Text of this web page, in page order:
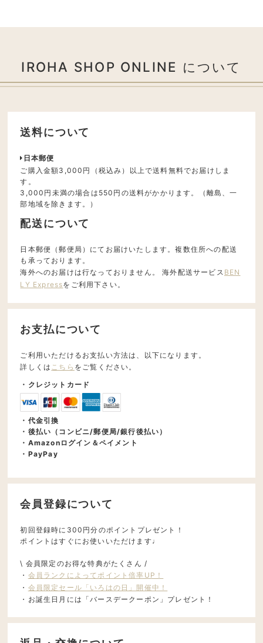
IROHA SHOP ONLINE について
送料について
日本郵便
ご購入金額3,000円（税込み）以上で送料無料でお届けしま
す。
3,000円未満の場合は550円の送料がかかります。（離島、一
部地域を除きます。）
配送について
日本郵便（郵便局）にてお届けいたします。複数住所への配送
も承っております。
海外へのお届けは行なっておりません。 海外配送サービス BEN
LY Expressをご利用下さい。
お支払について
ご利用いただけるお支払い方法は、以下になります。
詳しくは こちら をご覧ください。
・クレジットカード
・代金引換
・後払い（コンビニ/郵便局/銀行後払い）
・Amazonログイン＆ペイメント
・PayPay
会員登録について
初回登録時に300円分のポイントプレゼント！
ポイントはすぐにお使いいただけます♩
\ 会員限定のお得な特典がたくさん /
・ 会員ランクによってポイント倍率UP！
・ 会員限定セール「いろはの日」開催中！
・お誕生日月には「バースデークーポン」プレゼント！